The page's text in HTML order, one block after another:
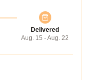
Delivered
Aug. 15 - Aug. 22